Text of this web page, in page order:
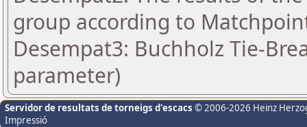
group according to
Desempat3: Buchholz Tie-
parameter)
Servidor de resultats de torneigs d'escacs © 2006-2026 Heinz
Impressió